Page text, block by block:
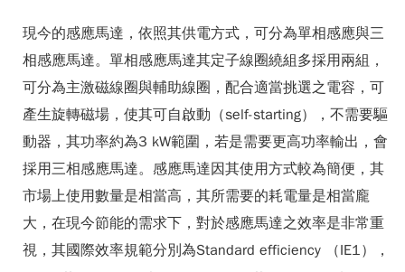
現今的感應馬達，依照其供電方式，可分為單相感應與三
相感應馬達。單相感應馬達其定子線圈繞組多採用兩組，
可分為主激磁線圈與輔助線圈，配合適當挑選之電容，可
產生旋轉磁場，使其可自啟動（self-starting），不需要驅
動器，其功率約為3 kW範圍，若是需要更高功率輸出，會
採用三相感應馬達。感應馬達因其使用方式較為簡便，其
市場上使用數量是相當高，其所需要的耗電量是相當龐
大，在現今節能的需求下，對於感應馬達之效率是非常重
視，其國際效率規範分別為Standard efficiency （IE1），